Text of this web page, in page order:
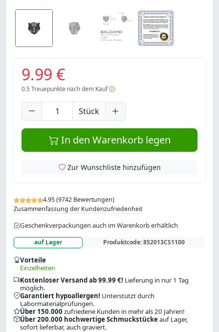
4.95 (9742 Bewertungen)
Zusammenfassung der Kundenzufriedenheit
Geschenkverpackungen auch im Warenkorb erhältlich
auf Lager Produktcode:852013CS1100
Vorteile
Einzelheiten
Kostenloser Versand ab 99.99 €! Lieferung in nur 1 Tag
möglich.
Garantiert hypoallergen! Unterstützt durch
Labormaterialprüfungen.
Über 150.000 zufriedene Kunden in mehr als 20 Jahren!
Über 200.000 hochwertige Schmuckstückeauf Lager,
sofort lieferbar, auch graviert.
9.99 €
0.5 Treuepunkte nach dem Kauf
Stück
In den Warenkorb legen
Zur Wunschliste hinzufügen